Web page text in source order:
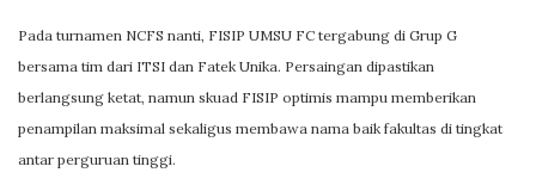
Pada turnamen NCFS nanti, FISIP UMSU FC tergabung di Grup G
bersama tim dari ITSI dan Fatek Unika. Persaingan dipastikan
berlangsung ketat, namun skuad FISIP optimis mampu memberikan
penampilan maksimal sekaligus membawa nama baik fakultas di tingkat
antar perguruan tinggi.